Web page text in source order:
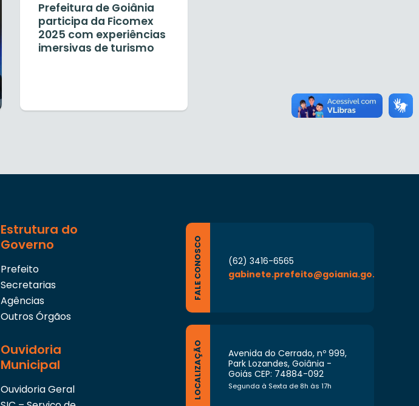
Prefeitura de Goiânia
participa da Ficomex
2025 com experiências
imersivas de turismo
Estrutura do
Governo
Prefeito
Secretarias
Agências
Outros Órgãos
Ouvidoria
Municipal
Ouvidoria Geral
FALE CONOSCO
(62) 3416-6565
gabinete.prefeito@goiania.go.gov.br
LOCALIZAÇÃO
Avenida do Cerrado, nº 999,
Park Lozandes, Goiânia -
Goiás CEP: 74884-092
Segunda à Sexta de 8h às 17h